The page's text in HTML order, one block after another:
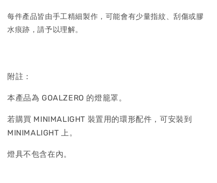
每件產品皆由手工精細製作，可能會有少量指紋、刮傷或膠
水痕跡，請予以理解。
附註：
本產品為 GOALZERO 的燈籠罩。
若購買 MINIMALIGHT 裝置用的環形配件，可安裝到
MINIMALIGHT 上。
燈具不包含在內。